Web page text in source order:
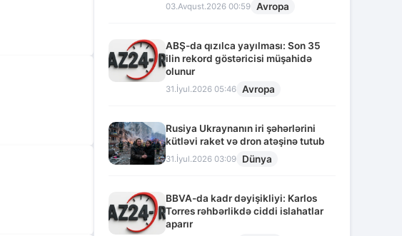
03.Avqust.2026 00:59 Avropa
ABŞ-da qızılca yayılması: Son 35
ilin rekord göstəricisi müşahidə
olunur
31.İyul.2026 05:46 Avropa
Rusiya Ukraynanın iri şəhərlərini
kütləvi raket və dron atəşinə tutub
31.İyul.2026 03:09 Dünya
BBVA-da kadr dəyişikliyi: Karlos
Torres rəhbərlikdə ciddi islahatlar
aparır